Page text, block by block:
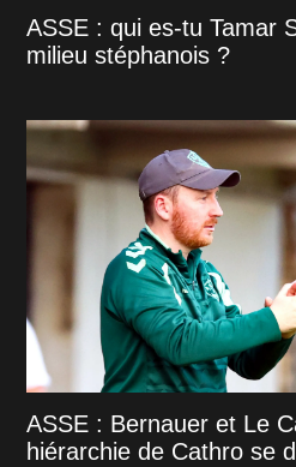
ASSE : qui es-tu Tamar
milieu stéphanois ?
ASSE : Bernauer et Le
hiérarchie de Cathro se